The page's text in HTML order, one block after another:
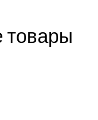
товары